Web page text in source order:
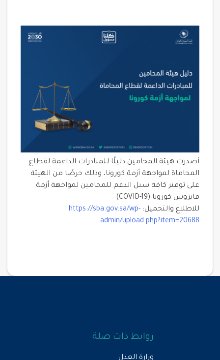
أصدرت هيئة المحامين دليلًا للمبادرات الداعمة لقطاع
المحاماة لمواجهة أزمة كورونا، وذلك حرصًا من الهيئة
على توفير كافة سبل الدعم للمحامين لمواجهة أزمة
ڤايروس كورونا (COVID-19)
للاطلاع والتحميل:https://sba.gov.sa/wp-
admin/upload.php?item=20688
روابط ذات صلة
وزارة العدل